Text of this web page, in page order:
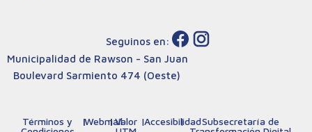
Seguinos en:
Municipalidad de Rawson - San Juan
Boulevard Sarmiento 474 (Oeste)
Términos y
|Webmail
|Valor |Accesibilidad
|
Subsecretaría de